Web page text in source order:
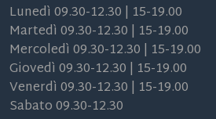
Lunedì 09.30-12.30 | 15-19.00
Martedì 09.30-12.30 | 15-19.00
Mercoledì 09.30-12.30 | 15-19.00
Giovedì 09.30-12.30 | 15-19.00
Venerdì 09.30-12.30 | 15-19.00
Sabato 09.30-12.30